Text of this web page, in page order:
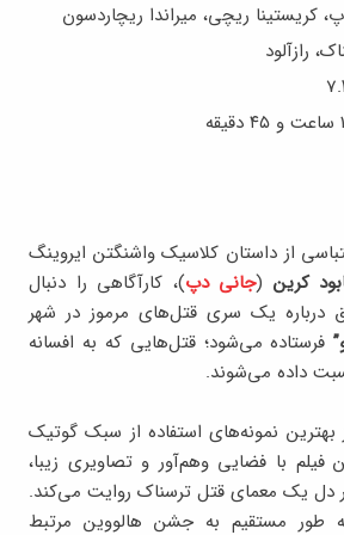
کریستینا ریچی، میراندا ریچاردسون
رازآلود
از داستان کلاسیک واشنگتن ایروینگ
کرین (جانی دپ)، کارآگاهی را دنبال
درباره یک سری قتل‌های مرموز در شهر
فرستاده می‌شود؛ قتل‌هایی که به افسانه
داده می‌شوند.
بهترین نمونه‌های استفاده از سبک گوتیک
فیلم با فضایی وهم‌آور و تصاویری زیبا،
دل یک معمای قتل ترسناک روایت می‌کند.
طور مستقیم به جشن هالووین مرتبط